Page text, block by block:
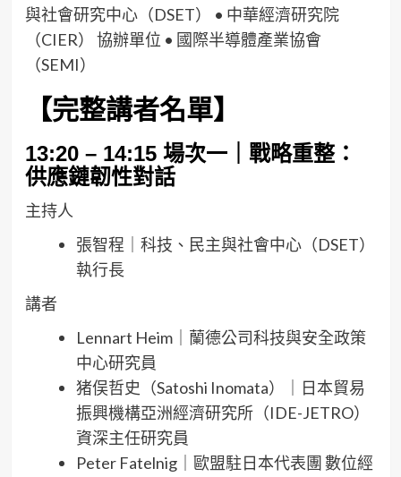
與社會研究中心（DSET） • 中華經濟研究院
（CIER） 協辦單位 • 國際半導體產業協會
（SEMI）
【完整講者名單】
13:20 – 14:15 場次一｜戰略重整：
供應鏈韌性對話
主持人
張智程｜科技、民主與社會中心（DSET）
執行長
講者
Lennart Heim｜蘭德公司科技與安全政策
中心研究員
猪俣哲史（Satoshi Inomata）｜日本貿易
振興機構亞洲經濟研究所（IDE-JETRO）
資深主任研究員
Peter Fatelnig｜歐盟駐日本代表團 數位經